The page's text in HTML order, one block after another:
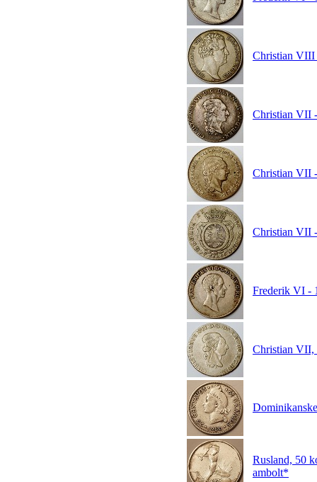
Christian VIII
Christian VII
Christian VII
Christian VII
Frederik VI -
Christian VII,
Rusland, 50
ambolt*